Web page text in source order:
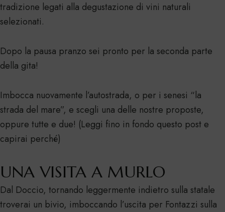
tradizione legati alla degustazione di vini naturali
selezionati.
Dopo la pausa pranzo sei pronto per la seconda parte
della gita!
Imbocca nuovamente l’autostrada, o per i senesi “la
strada del mare”, e scegli una delle nostre proposte,
oppure tutte e due! (Leggi fino in fondo questo post e
capirai perché)
UNA VISITA A MURLO
Dal Doccio, tornando leggermente indietro sulla statale
troverai un bivio, imboccando l’uscita per Fontazzi sulla